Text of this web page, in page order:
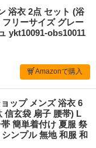
浴衣 2点 セット (浴
リーサイズ グレー
ykt10091-obs10011
Amazonで購入
ップ メンズ 浴衣 6
信玄袋 扇子 腰帯) L
簡単着付け 夏服 祭
ンプル 無地 和服 和